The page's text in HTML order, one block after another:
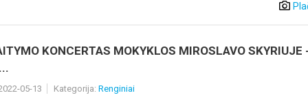
KONCERTAS MOKYKLOS MIROSLAVO SKYRIUJE
05-13 Kategorija: Renginiai